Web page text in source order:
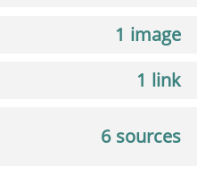
1 image
1 link
6 sources